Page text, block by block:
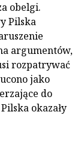
obelgi.
Pilska
argumentów,
rozpatrywać
jako
do
okazały